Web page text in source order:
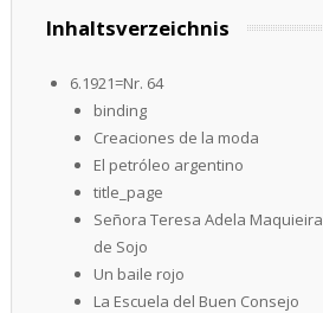
Inhaltsverzeichnis
6.1921=Nr. 64
binding
Creaciones de la moda
El petróleo argentino
title_page
Señora Teresa Adela Maquieira
de Sojo
Un baile rojo
La Escuela del Buen Consejo